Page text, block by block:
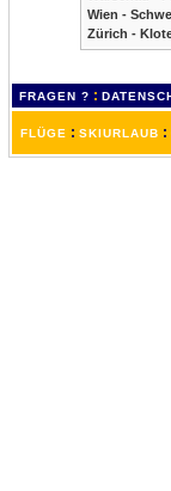
Wien -
Zürich -
FRAGEN ? :
FLÜGE : SKIURLAUB :